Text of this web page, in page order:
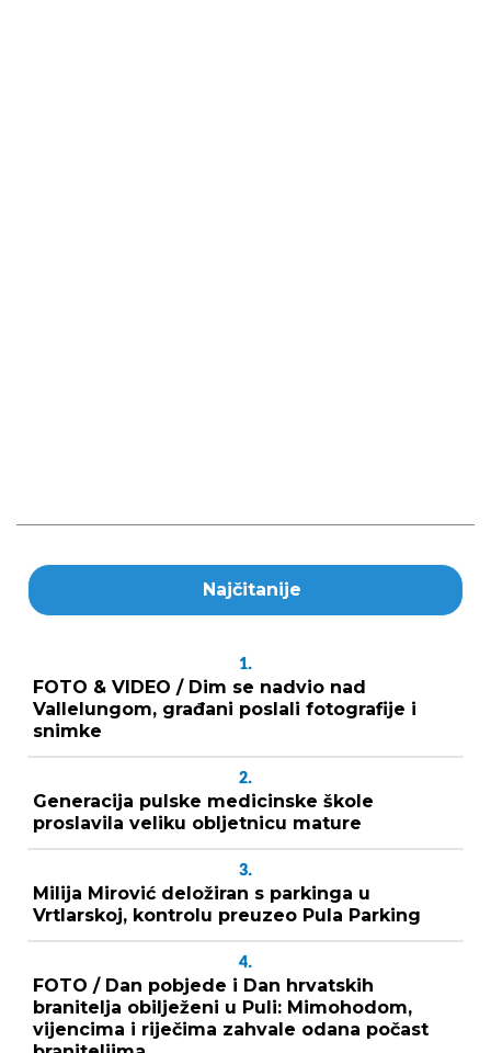
Najčitanije
1.
FOTO & VIDEO / Dim se nadvio nad
Vallelungom, građani poslali fotografije i
snimke
2.
Generacija pulske medicinske škole
proslavila veliku obljetnicu mature
3.
Milija Mirović deložiran s parkinga u
Vrtlarskoj, kontrolu preuzeo Pula Parking
4.
FOTO / Dan pobjede i Dan hrvatskih
branitelja obilježeni u Puli: Mimohodom,
vijencima i riječima zahvale odana počast